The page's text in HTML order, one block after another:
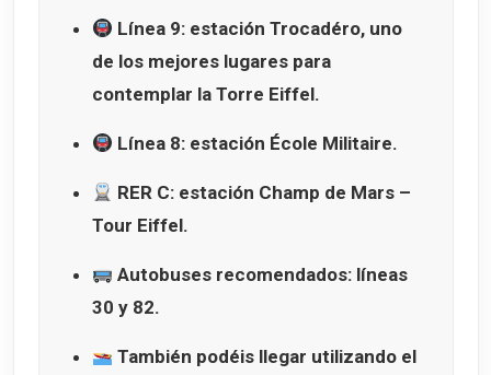
Línea 9: estaciónTrocadéro, uno
de los mejores lugares para
contemplar la Torre Eiffel.
Línea 8: estación École Militaire.
RER C: estación Champ de Mars –
Tour Eiffel.
Autobuses recomendados: líneas
30 y 82.
También podéis llegar utilizando el